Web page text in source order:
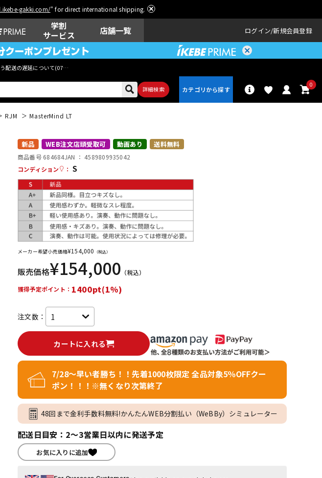
gakki.com/" for direct international shipping.
学割
サービス
店舗一覧 ログイン 新規会員登録
配送の遅延について(07月29日
詳細検索
0
ウクレレ ドラム
その他楽器
レコーディン
グ機器
配信/ライブ
機器
RJM MasterMind LT
新品 WEB注文店頭受取可 動画あり 送料無料
商品番号 684684JAN ： 4589809935042
コンディション
： S
メーカー希望小売価格¥154,000 （税込）
販売価格¥154,000 （税込）
獲得予定ポイント： 1400pt(1%)
注文数：
カートに入れる
7/28～早い者勝ち！！先着1000枚限定 全品対象5％OFFクー
ポン！！！※無くなり次第終了
48回まで金利手数料無料!かんたんWEB分割払い（WeBBy）シミュレーター
配送日目安：2～3営業日以内に発送予定
お気に入りに追加